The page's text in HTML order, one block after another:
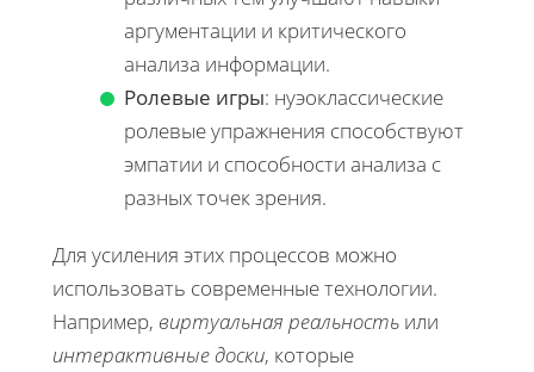
аргументации и критического
анализа информации.
Ролевые игры: нуэоклассические
ролевые упражнения способствуют
эмпатии и способности анализа с
разных точек зрения.
Для усиления этих процессов можно
использовать современные технологии.
Например, виртуальная реальность или
интерактивные доски, которые